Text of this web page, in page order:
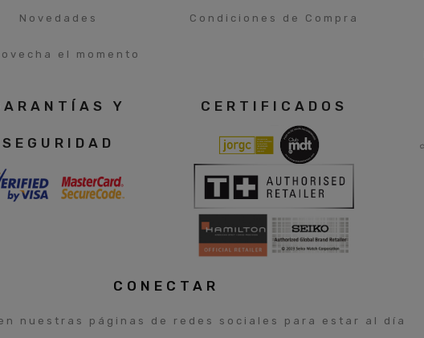
Novedades
el momento
Condiciones de Compra
Y
SEGURIDAD
CERTIFICADOS
CONECTAR
nuestras páginas de redes sociales para estar al día